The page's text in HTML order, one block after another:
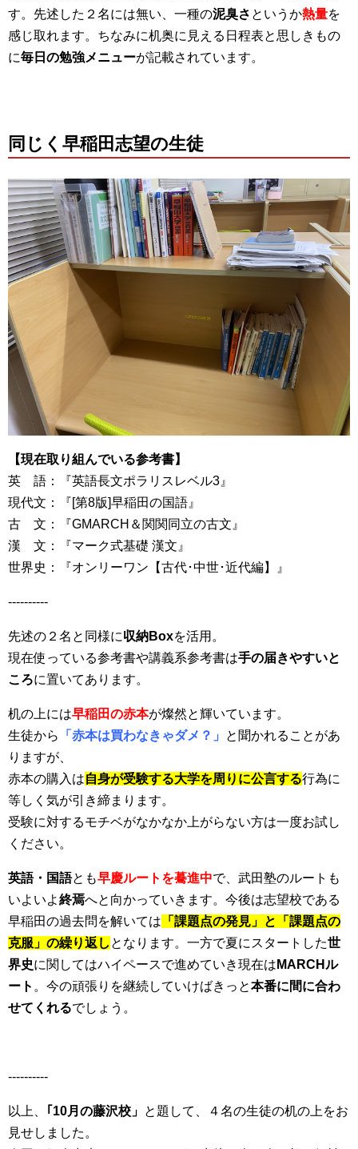
す。先述した２名には無い、一種の泥臭さ というか熱量を
感じ取れます。ちなみに机奥に見える日程表と思しきもの
に毎日の勉強メニューが記載されています。
同じく早稲田志望の生徒
【現在取り組んでいる参考書】
英 語：『英語長文ポラリスレベル3』
現代文：『[第8版]早稲田の国語』
古 文：『GMARCH＆関関同立の古文』
漢 文：『マーク式基礎 漢文』
世界史：『オンリーワン【古代･中世･近代編】』
----------
先述の２名と同様に収納Boxを活用。
現在使っている参考書や講義系参考書は手の届きやすいと
ころに置いてあります。
机の上には早稲田の赤本が燦然と輝いています。
生徒から
「赤本は買わなきゃダメ？」
と聞かれることがあ
りますが、
赤本の購入は自身が受験する大学を周りに公言する行為に
等しく気が引き締まります。
受験に対するモチベがなかなか上がらない方は一度お試し
ください。
英語・国語とも早慶ルートを驀進中で、武田塾のルートも
いよいよ終焉へと向かっていきます。今後は志望校である
早稲田の過去問を解いては 「課題点の発見」と「課題点の
克服」の繰り返し となります。一方で夏にスタートした世
界史に関してはハイペースで進めていき現在は MARCHル
ート 。今の頑張りを継続していけばきっと本番に間に合わ
せてくれるでしょう。
----------
以上、 ｢10月の藤沢校」 と題して、４名の生徒の机の上をお
見せしました。